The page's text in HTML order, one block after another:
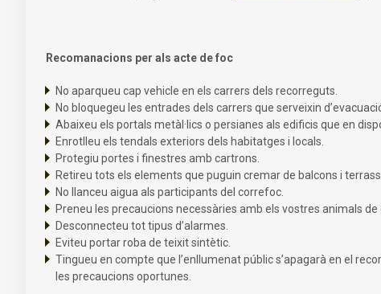
Recomanacions per als acte de foc
No aparqueu cap vehicle en els carrers dels recorreguts.
No bloquegeu les entrades dels carrers que serveixin
Abaixeu els portals metàl·lics o persianes als edificis que en
Enrotlleu els tendals exteriors dels habitatges i locals.
Protegiu portes i finestres amb cartrons.
Retireu tots els elements que puguin cremar de balcons i
No llanceu aigua als participants del correfoc.
Preneu les precaucions necessàries amb els vostres animals de
Desconnecteu tot tipus d’alarmes.
Eviteu portar roba de teixit sintètic.
Tingueu en compte que l’enllumenat públic s’apagarà en el
les precaucions oportunes.